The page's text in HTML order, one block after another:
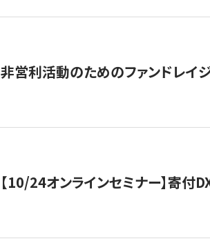
非営利活動のためのファンドレイ
【10/24オンラインセミナー】寄付